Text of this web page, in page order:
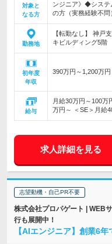
対象と
なる方
ンジニア》◆システ
の方（実務経験不問
勤務地
【転勤なし】 神戸
キビルディング5階
初年度
年収
390万円～1,200万円
給与
月給30万円～100万
万円～ ＜SE＞月給
求人詳細を見る
志望動機・自己PR不要
株式会社プロパゲート | WEB
行も展開中！
【AIエンジニア】創業6